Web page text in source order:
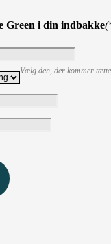
Green i din indbakke
Vælg den, der kommer